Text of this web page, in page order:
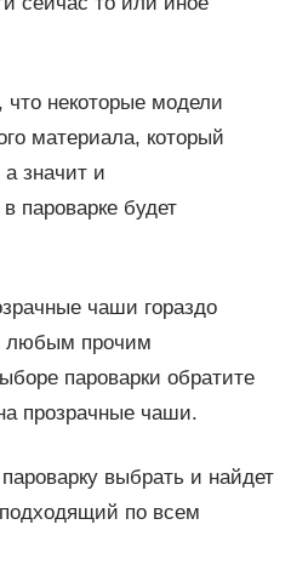
что некоторые модели
материала, который
а значит и
пароварке будет
чаши гораздо
любым прочим
пароварки обратите
прозрачные чаши.
выбрать и найдет
по всем